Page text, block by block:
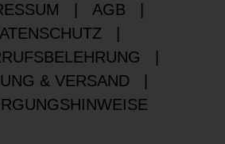
AGB
& VERSAND